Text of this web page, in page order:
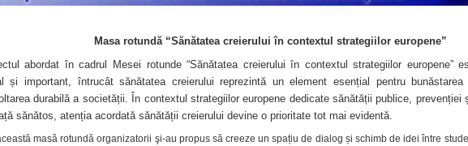
Masa rotundă “Sănătatea creierului în contextul strategiilor europene”
abordat în cadrul Mesei rotunde “Sănătatea creierului în contextul strategiilor europene”
și important, întrucât sănătatea creierului reprezintă un element esențial pentru
durabilă a societății. În contextul strategiilor europene dedicate sănătății publice, prevenției
sănătos, atenția acordată sănătății creierului devine o prioritate tot mai evidentă.
masă rotundă organizatorii şi-au propus să creeze un spațiu de dialog și schimb de idei între